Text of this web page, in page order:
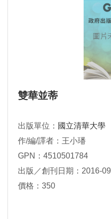
雙華並蒂
出版單位： 國立清華大學
作/編/譯者：王小璠
GPN：4510501784
出版／創刊日期：2016-09
價格：350